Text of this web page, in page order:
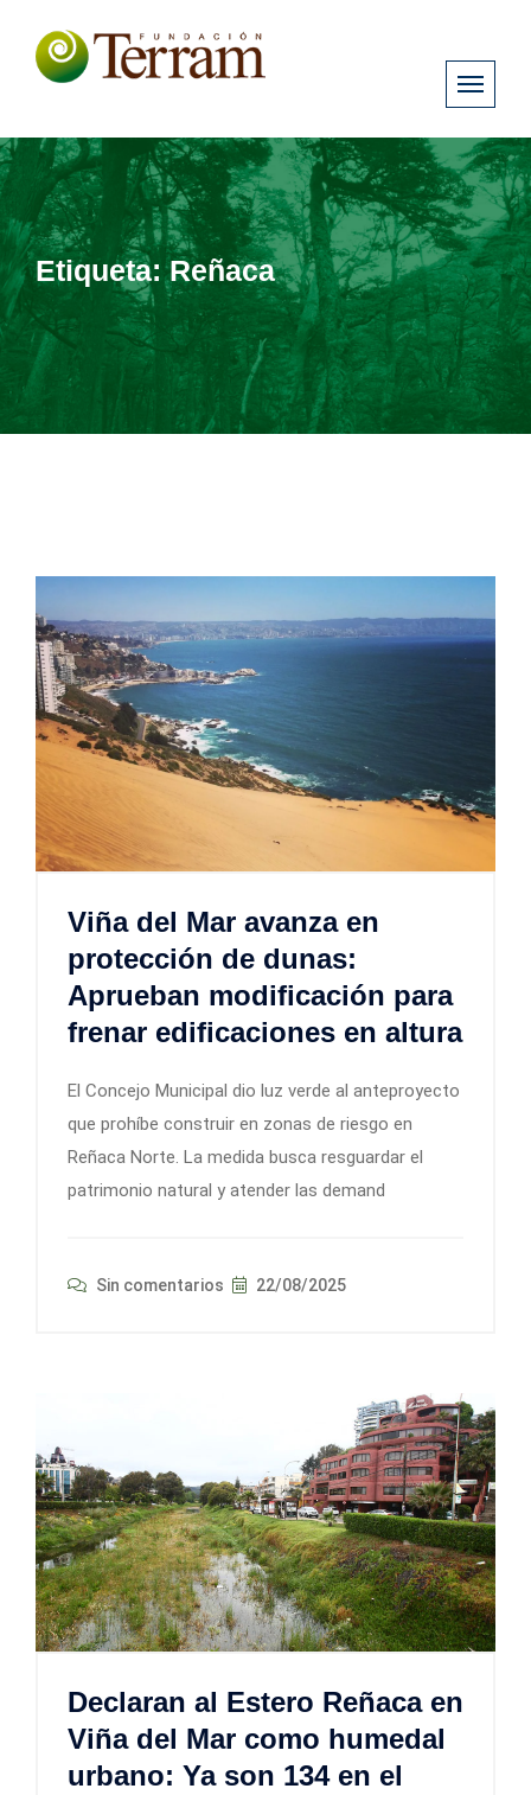
Etiqueta:Reñaca
Viña del Mar avanza en
protección de dunas:
Aprueban modificación para
frenar edificaciones en altura
El Concejo Municipal dio luz verde al anteproyecto
que prohíbe construir en zonas de riesgo en
Reñaca Norte. La medida busca resguardar el
patrimonio natural y atender las demand
Sin comentarios 22/08/2025
Declaran al Estero Reñaca en
Viña del Mar como humedal
urbano: Ya son 134 en el